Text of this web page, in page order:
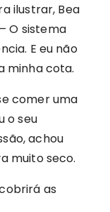
ilustrar, Bea
O sistema
E eu não
minha cota.
comer uma
o seu
achou
muito seco.
as